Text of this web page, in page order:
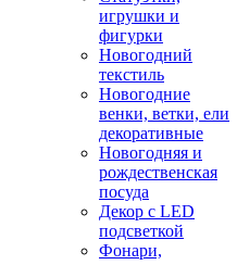
игрушки и
фигурки
Новогодний
текстиль
Новогодние
венки, ветки, ели
декоративные
Новогодняя и
рождественская
посуда
Декор с LED
подсветкой
Фонари,